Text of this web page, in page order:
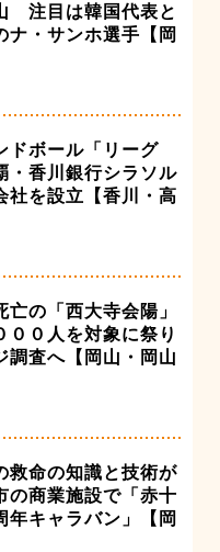
注目は韓国代表と
ナ・サンホ選手【岡
ドボール「リーグ
・香川銀行シラソル
社を設立【香川・高
の「西大寺会陽」
００人を対象に祭り
調査へ【岡山・岡山
救命の知識と技術が
商業施設で「赤十
年キャラバン」【岡